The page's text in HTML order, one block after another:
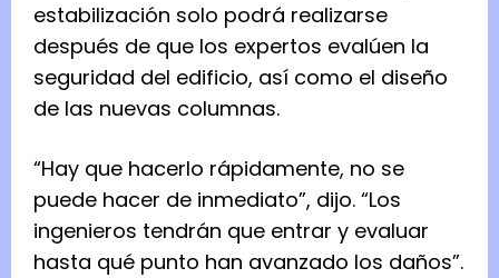
estabilización solo podrá realizarse
después de que los expertos evalúen la
seguridad del edificio, así como el diseño
de las nuevas columnas.
“Hay que hacerlo rápidamente, no se
puede hacer de inmediato”, dijo. “Los
ingenieros tendrán que entrar y evaluar
hasta qué punto han avanzado los daños”.